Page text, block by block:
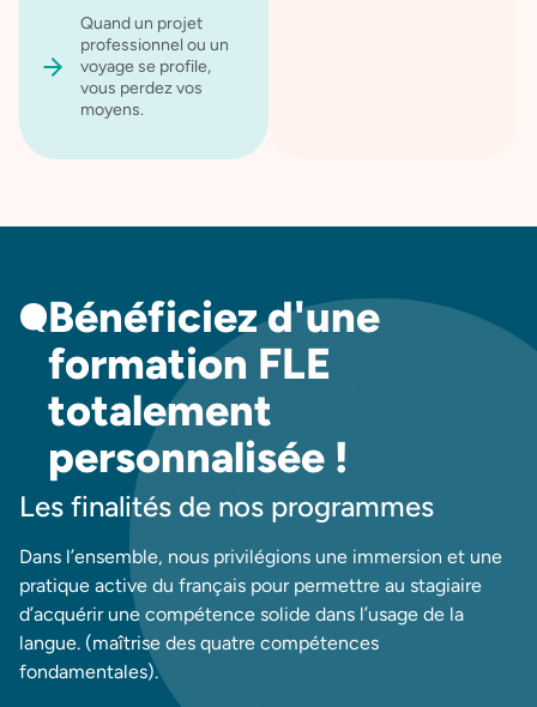
Quand un projet
professionnel ou un
voyage se profile,
vous perdez vos
moyens.
Bénéficiez d'une
formation FLE
totalement
personnalisée !
Les finalités de nos programmes
Dans l’ensemble, nous privilégions une immersion et une
pratique active du français pour permettre au stagiaire
d’acquérir une compétence solide dans l’usage de la
langue. (maîtrise des quatre compétences
fondamentales).